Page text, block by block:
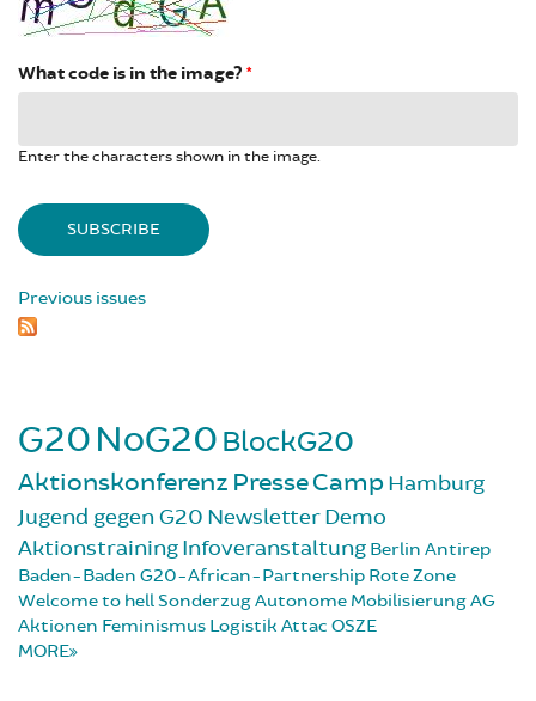
What code is in the image? *
Enter the characters shown in the image.
Previous issues
G20NoG20 BlockG20
Aktionskonferenz PresseCampHamburg
Jugend gegen G20 NewsletterDemo
AktionstrainingInfoveranstaltung Berlin Antirep
Baden-Baden G20-African-Partnership Rote Zone
Welcome to hellSonderzugAutonome MobilisierungAG
Aktionen Feminismus Logistik Attac OSZE
MORE